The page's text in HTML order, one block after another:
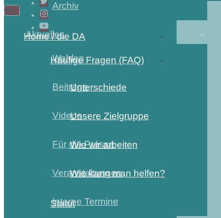
Archiv
Aktuelles
Wahlen
Beiträge
Videos
Für die Presse
Veranstaltungen
Interne Termine
Navigations-
Navigations-
Home / die DA
Häufige Fragen (FAQ)
Unterschiede
Unsere Zielgruppe
Wie wir arbeiten
Wie kann man helfen?
Statut